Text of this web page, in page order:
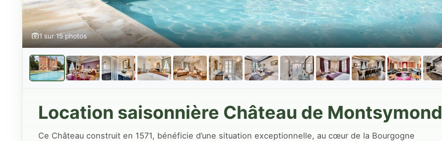
1 sur 15 photos
Location saisonnière Château de Montsymond
Ce Château construit en 1571, bénéficie d’une situation exceptionnelle, au cœur de la Bourgogne